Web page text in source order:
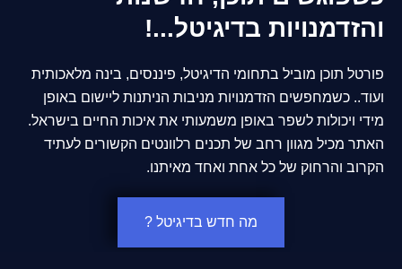
והזדמנויות בדיגיטל...!
פורטל תוכן מוביל בתחומי הדיגיטל, פיננסים, בינה מלאכותית
ועוד.. כשמחפשים הזדמנויות מניבות הניתנות ליישום באופן
מידי ויכולות לשפר באופן משמעותי את איכות החיים בישראל.
האתר מכיל מגוון רחב של תכנים רלוונטים הקשורים לעתיד
הקרוב והרחוק של כל אחת ואחד מאיתנו.
מה חדש בדיגיטל ?